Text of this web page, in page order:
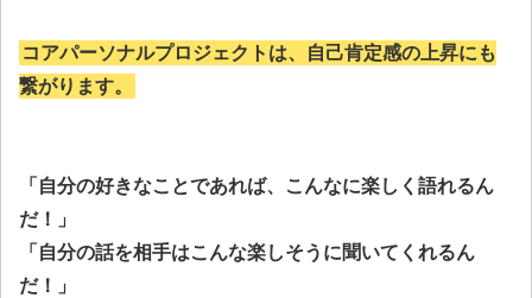
コアパーソナルプロジェクトは、自己肯定感の上昇にも
繋がります。
「自分の好きなことであれば、こんなに楽しく語れるん
だ！」
「自分の話を相手はこんな楽しそうに聞いてくれるん
だ！」